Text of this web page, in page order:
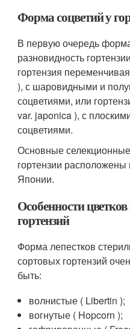
Форма соцветий у
В первую очередь форма
разновидность
гортенз­ия
), с шаровидными и
соцветиями, или
var. japonica ), с
соцветиями.
Основные
гортензии
Японии.
Особенности
гортензий
Форма лепестков
сортовых гортензий
быть:
волнистые ( Libertin );
вогнутые ( Hopcorn );